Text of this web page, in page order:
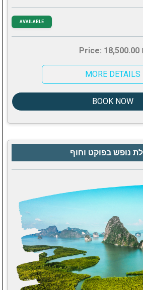
AVAILABLE
Price: 18,500.00
MORE DETAILS
BOOK NOW
נופש בפוקט וחוף